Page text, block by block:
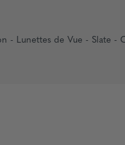
- Lunettes de Vue - Slate -